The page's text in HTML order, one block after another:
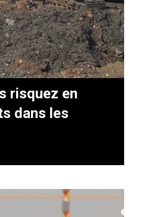
risquez en
dans les